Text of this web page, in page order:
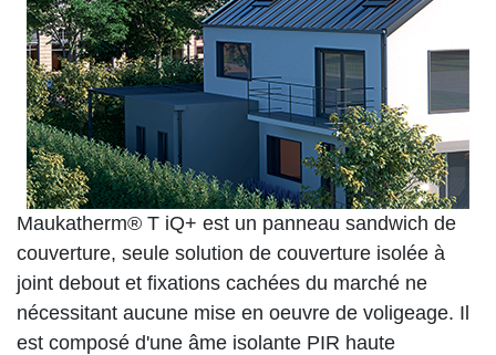
Maukatherm® T iQ+ est un panneau sandwich de
couverture, seule solution de couverture isolée à
joint debout et fixations cachées du marché ne
nécessitant aucune mise en oeuvre de voligeage. Il
est composé d'une âme isolante PIR haute